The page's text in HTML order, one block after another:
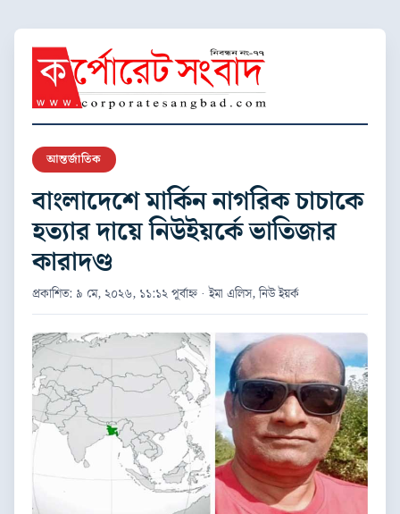
আন্তর্জাতিক
বাংলাদেশে মার্কিন নাগরিক চাচাকে
হত্যার দায়ে নিউইয়র্কে ভাতিজার
কারাদণ্ড
প্রকাশিত: ৯ মে, ২০২৬, ১১:১২ পূর্বাহ্ন · ইমা এলিস, নিউ ইয়র্ক